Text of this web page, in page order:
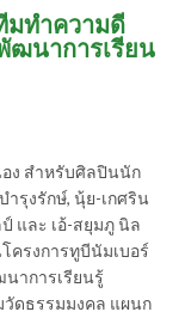
มทำความดี
ฒนาการเรียน
อง สำหรับศิลปินนัก
ำรุงรักษ์, นุ้ย-เกศริน
และ เอ้-สยุมภู นิล
ครงการทูบีนัมเบอร์
นาการเรียนรู้
วัดธรรมมงคล แผนก